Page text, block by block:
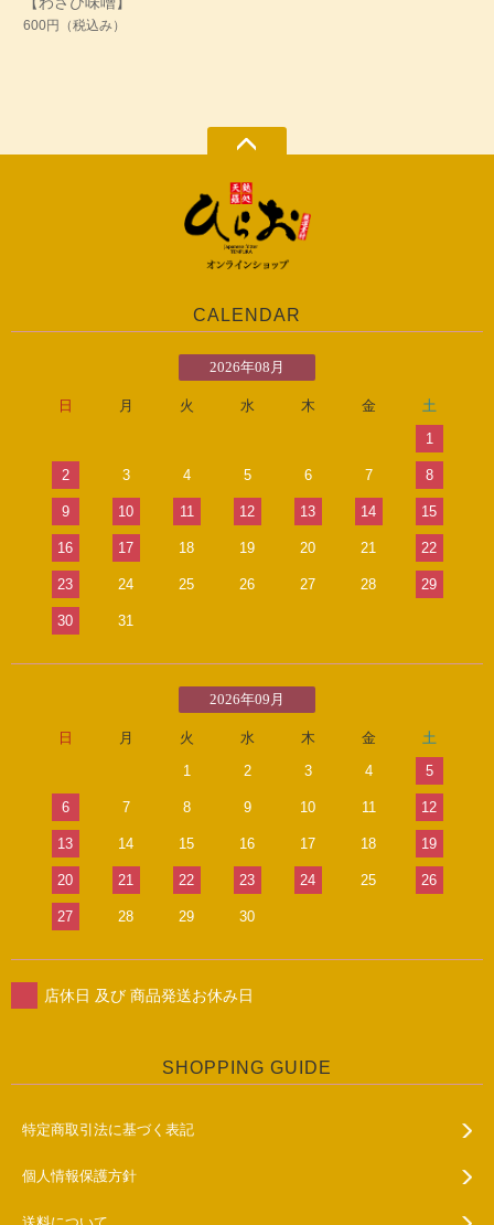
600円 （税込み）
CALENDAR
2026年08月
日 月 火 水 木 金
土
1
2 3 4 5 6 7 8
9 10 11 12 13 14 15
16 17 18 19 20 21 22
23 24 25 26 27 28 29
30 31
2026年09月
日 月 火 水 木 金
土
1
2 3 4 5
6 7 8 9 10 11 12
13 14 15 16 17 18 19
20 21 22 23 24 25 26
27 28 29 30
店休日 及び 商品発送お休み日
SHOPPING GUIDE
特定商取引法に基づく表記
個人情報保護方針